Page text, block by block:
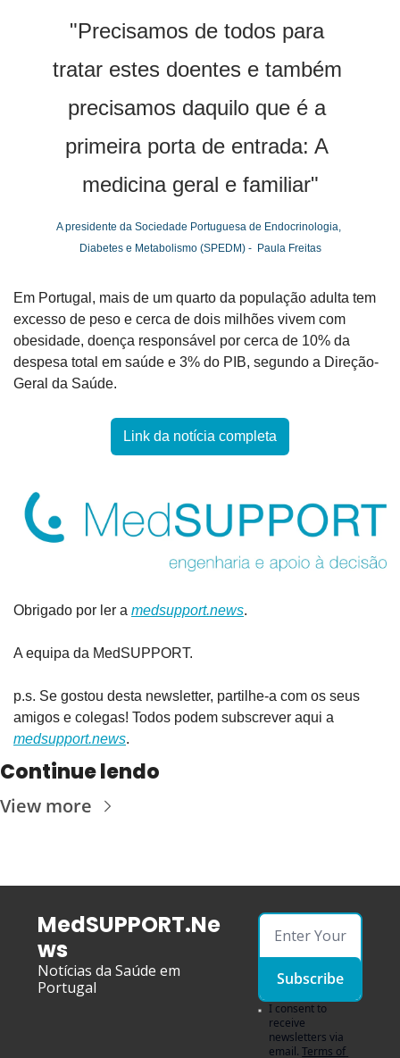
"Precisamos de todos para
tratar estes doentes e também
precisamos daquilo que é a
primeira porta de entrada: A
medicina geral e familiar"
A presidente da Sociedade Portuguesa de Endocrinologia,
Diabetes e Metabolismo (SPEDM) -  Paula Freitas
Em Portugal, mais de um quarto da população adulta tem
excesso de peso e cerca de dois milhões vivem com
obesidade, doença responsável por cerca de 10% da
despesa total em saúde e 3% do PIB, segundo a Direção-
Geral da Saúde.
Link da notícia completa
Obrigado por ler a medsupport.news.
A equipa da MedSUPPORT.
p.s. Se gostou desta newsletter, partilhe-a com os seus
medsupport.news.
Continue lendo
View more
MedSUPPORT.Ne
ws
Notícias da Saúde em
Portugal
Subscribe
I consent to
receive
newsletters via
email. Terms of